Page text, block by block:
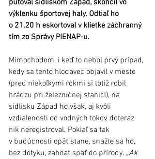
putoval sídliskom Západ, skončil vo
výklenku športovej haly. Odtiaľ ho
o 21.20 h eskortoval v klietke záchranný
tím zo Správy PIENAP-u.
Mimochodom, i keď to nebol prvý prípad,
kedy sa tento hlodavec objavil v meste
(pred niekoľkými rokmi si totiž robil
hrádzu pri železničnej stanici), na
sídlisku Západ ho však, aj kvôli
vzdialenosti od vodných tokov, doteraz
nik neregistroval. Pokiaľ sa tak
v budúcnosti opäť stane, snažte sa ho,
bez dotyku, zahnať späť do prírody. „Ak